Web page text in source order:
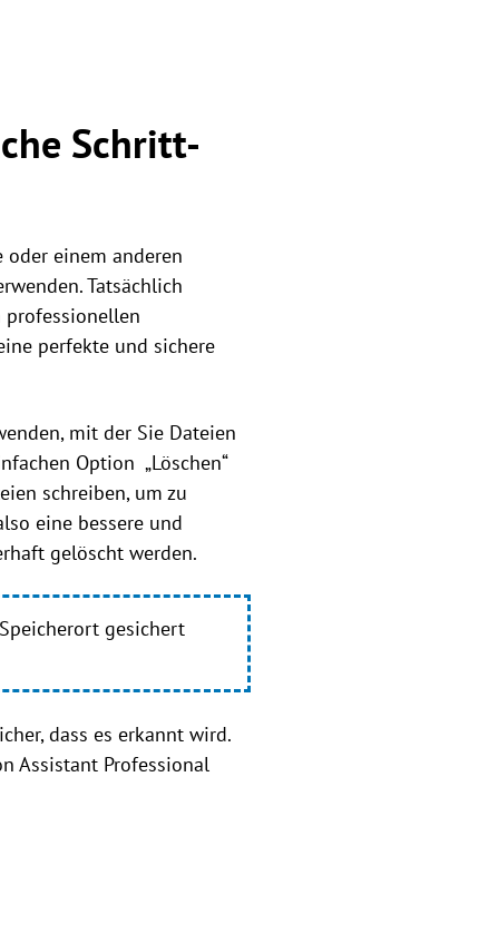
Schritt-
oder einem anderen
Tatsächlich
perfekte und sichere
mit der Sie Dateien
Option „Löschen“
schreiben, um zu
eine bessere und
gelöscht werden.
gesichert
dass es erkannt wird.
Assistant Professional